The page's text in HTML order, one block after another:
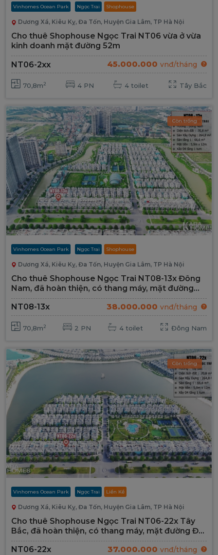
Vinhomes Ocean Park Ngọc Trai Shophouse
Dương Xá, Kiêu Kỵ, Đa Tốn, Huyện Gia Lâm, TP Hà Nội
Cho thuê Shophouse Ngọc Trai NT06 vừa ở vừa
kinh doanh mặt đường 52m
NT06-2xx 45.000.000 vnđ/tháng
70,8m2 4 PN 4 toilet Tây Bắc
Còn trống
Vinhomes Ocean Park Ngọc Trai Shophouse
Dương Xá, Kiêu Kỵ, Đa Tốn, Huyện Gia Lâm, TP Hà Nội
Cho thuê Shophouse Ngọc Trai NT08-13x Đông
Nam, đã hoàn thiện, có thang máy, mặt đường
Đại Lộ 52m
NT08-13x
38.000.000 vnđ/tháng
70,8m2 2 PN 4 toilet Đông Nam
Còn trống
Vinhomes Ocean Park Ngọc Trai Liền Kề
Dương Xá, Kiêu Kỵ, Đa Tốn, Huyện Gia Lâm, TP Hà Nội
Cho thuê Shophouse Ngọc Trai NT06-22x Tây
Bắc, đã hoàn thiện, có thang máy, mặt đường Đại
Lộ 52m
NT06-22x
37.000.000 vnđ/tháng